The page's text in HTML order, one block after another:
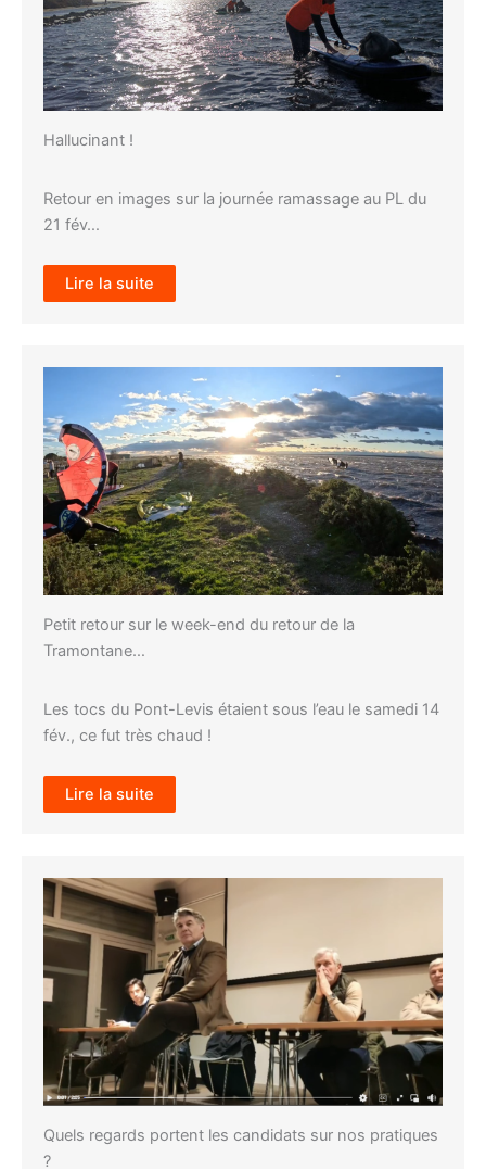
Hallucinant !
Retour en images sur la journée ramassage au PL du
21 fév…
Lire la suite
Petit retour sur le week-end du retour de la
Tramontane…
Les tocs du Pont-Levis étaient sous l’eau le samedi 14
fév., ce fut très chaud !
Lire la suite
Quels regards portent les candidats sur nos pratiques
?